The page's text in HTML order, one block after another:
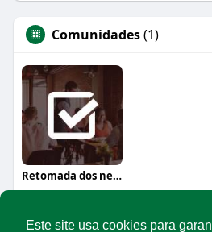
Este site usa cookies para
Comunidades(1)
Retomada dos negócios